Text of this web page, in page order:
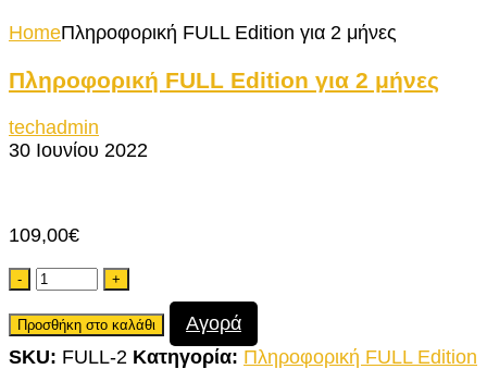
HomeΠληροφορική FULL Edition για 2 μήνες
Πληροφορική FULL Edition για 2 μήνες
techadmin
30 Ιουνίου 2022
109,00€
Ποσότητα
Προσθήκη στο καλάθι
Αγορά
SKU: FULL-2 Κατηγορία: Πληροφορική FULL Edition